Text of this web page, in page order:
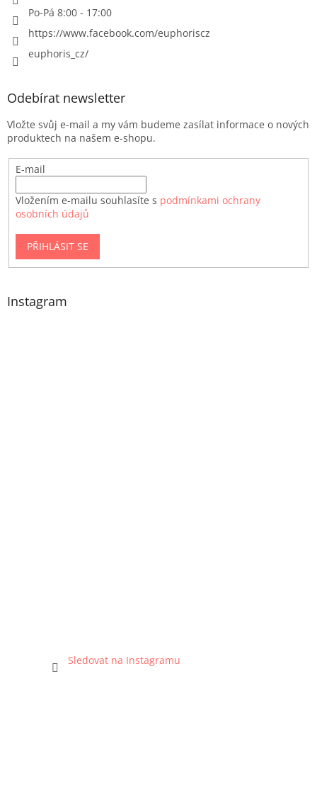
Po-Pá 8:00 - 17:00
https://www.facebook.com/euphoriscz
euphoris_cz/
Odebírat newsletter
Vložte svůj e-mail a my vám budeme zasílat informace o nových
produktech na našem e-shopu.
E-mail
Vložením e-mailu souhlasíte s podmínkami ochrany
osobních údajů
PŘIHLÁSIT SE
Instagram
Sledovat na Instagramu